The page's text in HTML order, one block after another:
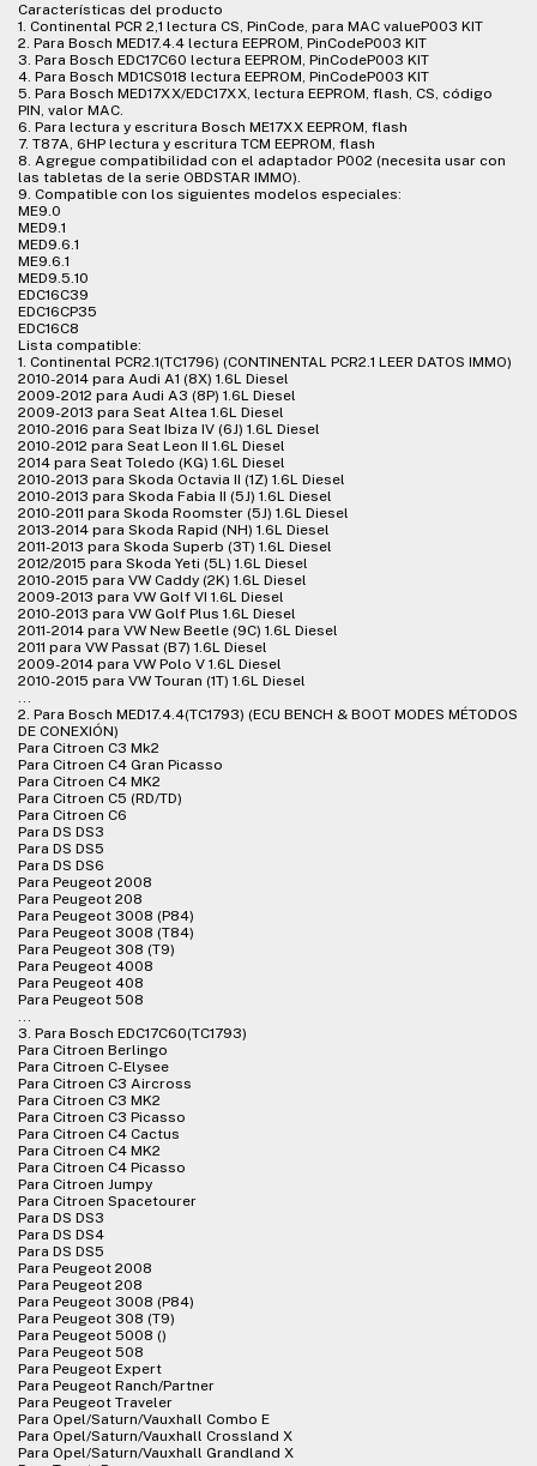
Características del producto
1. Continental PCR 2,1 lectura CS, PinCode, para MAC valueP003 KIT
2. Para Bosch MED17.4.4 lectura EEPROM, PinCodeP003 KIT
3. Para Bosch EDC17C60 lectura EEPROM, PinCodeP003 KIT
4. Para Bosch MD1CS018 lectura EEPROM, PinCodeP003 KIT
5. Para Bosch MED17XX/EDC17XX, lectura EEPROM, flash, CS, código
PIN, valor MAC.
6. Para lectura y escritura Bosch ME17XX EEPROM, flash
7. T87A, 6HP lectura y escritura TCM EEPROM, flash
8. Agregue compatibilidad con el adaptador P002 (necesita usar con
las tabletas de la serie OBDSTAR IMMO).
9. Compatible con los siguientes modelos especiales:
ME9.0
MED9.1
MED9.6.1
ME9.6.1
MED9.5.10
EDC16C39
EDC16CP35
EDC16C8
Lista compatible:
1. Continental PCR2.1(TC1796) (CONTINENTAL PCR2.1 LEER DATOS IMMO)
2010-2014 para Audi A1 (8X) 1.6L Diesel
2009-2012 para Audi A3 (8P) 1.6L Diesel
2009-2013 para Seat Altea 1.6L Diesel
2010-2016 para Seat Ibiza IV (6J) 1.6L Diesel
2010-2012 para Seat Leon II 1.6L Diesel
2014 para Seat Toledo (KG) 1.6L Diesel
2010-2013 para Skoda Octavia II (1Z) 1.6L Diesel
2010-2013 para Skoda Fabia II (5J) 1.6L Diesel
2010-2011 para Skoda Roomster (5J) 1.6L Diesel
2013-2014 para Skoda Rapid (NH) 1.6L Diesel
2011-2013 para Skoda Superb (3T) 1.6L Diesel
2012/2015 para Skoda Yeti (5L) 1.6L Diesel
2010-2015 para VW Caddy (2K) 1.6L Diesel
2009-2013 para VW Golf VI 1.6L Diesel
2010-2013 para VW Golf Plus 1.6L Diesel
2011-2014 para VW New Beetle (9C) 1.6L Diesel
2011 para VW Passat (B7) 1.6L Diesel
2009-2014 para VW Polo V 1.6L Diesel
2010-2015 para VW Touran (1T) 1.6L Diesel
...
2. Para Bosch MED17.4.4(TC1793) (ECU BENCH & BOOT MODES MÉTODOS
DE CONEXIÓN)
Para Citroen C3 Mk2
Para Citroen C4 Gran Picasso
Para Citroen C4 MK2
Para Citroen C5 (RD/TD)
Para Citroen C6
Para DS DS3
Para DS DS5
Para DS DS6
Para Peugeot 2008
Para Peugeot 208
Para Peugeot 3008 (P84)
Para Peugeot 3008 (T84)
Para Peugeot 308 (T9)
Para Peugeot 4008
Para Peugeot 408
Para Peugeot 508
...
3. Para Bosch EDC17C60(TC1793)
Para Citroen Berlingo
Para Citroen C-Elysee
Para Citroen C3 Aircross
Para Citroen C3 MK2
Para Citroen C3 Picasso
Para Citroen C4 Cactus
Para Citroen C4 MK2
Para Citroen C4 Picasso
Para Citroen Jumpy
Para Citroen Spacetourer
Para DS DS3
Para DS DS4
Para DS DS5
Para Peugeot 2008
Para Peugeot 208
Para Peugeot 3008 (P84)
Para Peugeot 308 (T9)
Para Peugeot 5008 ()
Para Peugeot 508
Para Peugeot Expert
Para Peugeot Ranch/Partner
Para Peugeot Traveler
Para Opel/Saturn/Vauxhall Combo E
Para Opel/Saturn/Vauxhall Crossland X
Para Opel/Saturn/Vauxhall Grandland X